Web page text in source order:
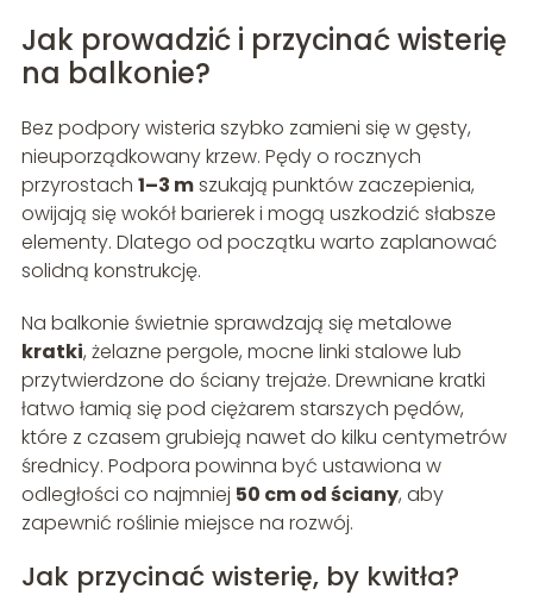
Jak prowadzić i przycinać wisterię
na balkonie?
Bez podpory wisteria szybko zamieni się w gęsty,
nieuporządkowany krzew. Pędy o rocznych
przyrostach 1–3 mszukają punktów zaczepienia,
owijają się wokół barierek i mogą uszkodzić słabsze
elementy. Dlatego od początku warto zaplanować
solidną konstrukcję.
Na balkonie świetnie sprawdzają się metalowe
kratki, żelazne pergole, mocne linki stalowe lub
przytwierdzone do ściany trejaże. Drewniane kratki
łatwo łamią się pod ciężarem starszych pędów,
które z czasem grubieją nawet do kilku centymetrów
średnicy. Podpora powinna być ustawiona w
odległości co najmniej 50 cm od ściany, aby
zapewnić roślinie miejsce na rozwój.
Jak przycinać wisterię, by kwitła?